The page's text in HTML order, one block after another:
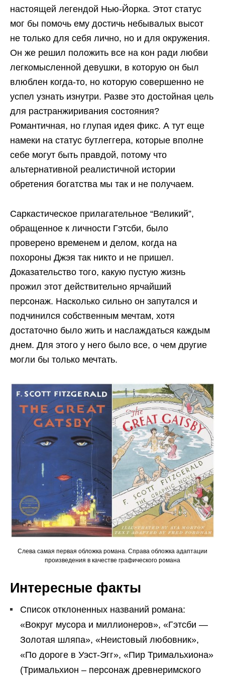
настоящей легендой Нью-Йорка. Этот статус
мог бы помочь ему достичь небывалых высот
не только для себя лично, но и для окружения.
Он же решил положить все на кон ради любви
легкомысленной девушки, в которую он был
влюблен когда-то, но которую совершенно не
успел узнать изнутри. Разве это достойная цель
для растранжиривания состояния?
Романтичная, но глупая идея фикс. А тут еще
намеки на статус бутлеггера, которые вполне
себе могут быть правдой, потому что
альтернативной реалистичной истории
обретения богатства мы так и не получаем.
Саркастическое прилагательное “Великий”,
обращенное к личности Гэтсби, было
проверено временем и делом, когда на
похороны Джэя так никто и не пришел.
Доказательство того, какую пустую жизнь
прожил этот действительно ярчайший
персонаж. Насколько сильно он запутался и
подчинился собственным мечтам, хотя
достаточно было жить и наслаждаться каждым
днем. Для этого у него было все, о чем другие
могли бы только мечтать.
Слева самая первая обложка романа. Справа обложка адаптации
произведения в качестве графического романа
Интересные факты
Список отклоненных названий романа:
«Вокруг мусора и миллионеров», «Гэтсби —
Золотая шляпа», «Неистовый любовник»,
«По дороге в Уэст-Эгг», «Пир Тримальхиона»
(Тримальхион – персонаж древнеримского